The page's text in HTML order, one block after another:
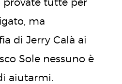
ma
di Jerry Calà ai
Sole nessuno è
aiutarmi.